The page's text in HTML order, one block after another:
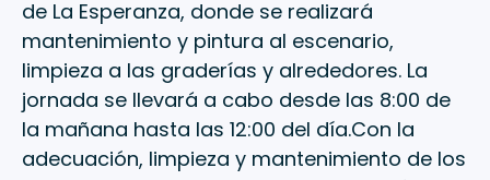
de La Esperanza, donde se realizará
mantenimiento y pintura al escenario,
limpieza a las graderías y alrededores. La
jornada se llevará a cabo desde las 8:00 de
la mañana hasta las 12:00 del día.Con la
adecuación, limpieza y mantenimiento de los